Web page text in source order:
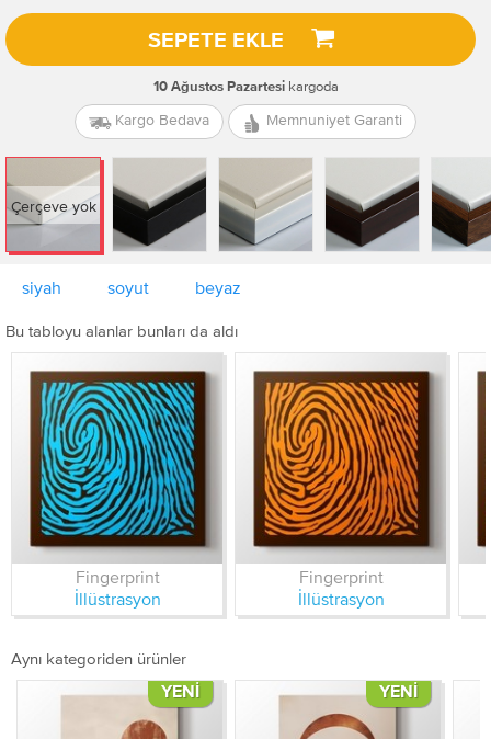
SEPETE EKLE
10 Ağustos Pazartesikargoda
Kargo Bedava Memnuniyet Garanti
Çerçeve yok
siyah soyut beyaz
Bu tabloyu alanlar bunları da aldı
Fingerprint
İllüstrasyon
Fingerprint
İllüstrasyon
Aynı kategoriden ürünler
YENI YENI